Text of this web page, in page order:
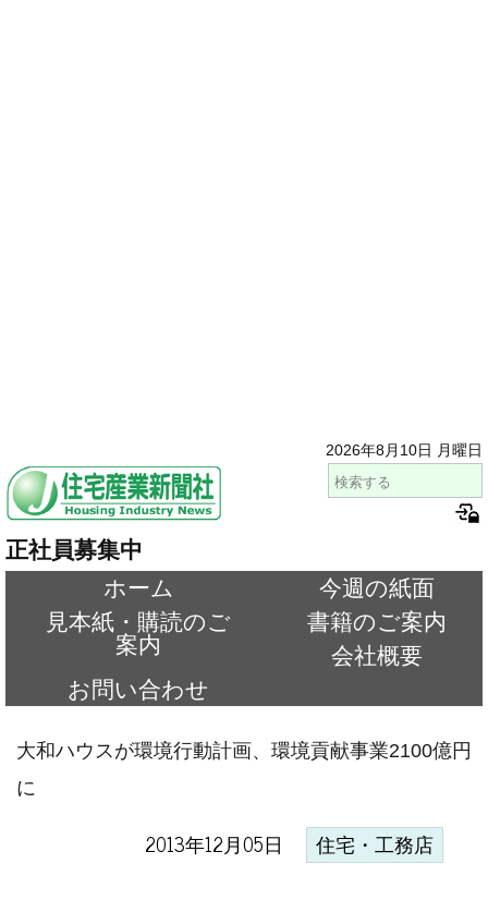
2026年8月10日 月曜日
正社員募集中
ホーム
今週の紙面
見本紙・購読のご
案内
書籍のご案内
会社概要
お問い合わせ
大和ハウスが環境行動計画、環境貢献事業2100億円
に
2013年12月05日 住宅・工務店